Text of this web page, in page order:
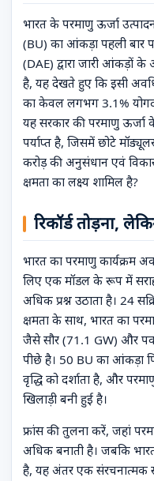
भारत के परमाणु ऊर्जा
(BU) का आंकड़ा पहली बार
(DAE) द्वारा जारी आंकड़ों
है, यह देखते हुए कि इसी
का केवल लगभग 3.1%
यह सरकार की परमाणु ऊर्जा
पर्याप्त है, जिसमें छोटे
करोड़ की अनुसंधान एवं
क्षमता का लक्ष्य शामिल है?
रिकॉर्ड तोड़ना,
भारत का परमाणु कार्यक्रम
लिए एक मॉडल के रूप में
अधिक प्रश्न उठाता है। 24
क्षमता के साथ, भारत का
जैसे सौर (71.1 GW) और
पीछे है। 50 BU का आंकड़ा
वृद्धि को दर्शाता है, और
खिलाड़ी बनी हुई है।
फ्रांस की तुलना करें, जहां
अधिक बनाती है। जबकि
है, यह अंतर एक संरचनात्मक